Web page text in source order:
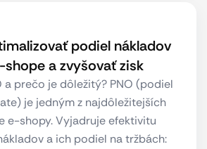
podiel nákladov
a zvyšovať zisk
a prečo je dôležitý? PNO (podiel
je jedným z najdôležitejších
e-shopy. Vyjadruje efektivitu
a ich podiel na tržbách: